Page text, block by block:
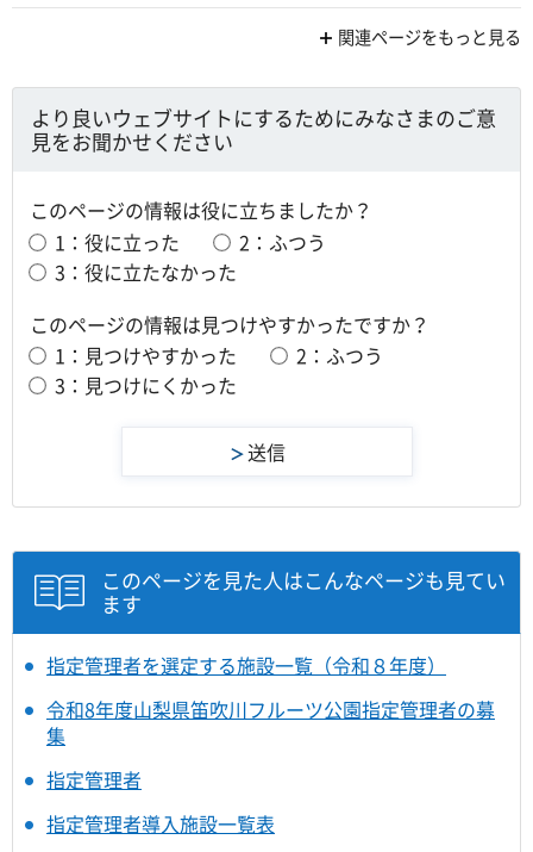
関連ページをもっと見る
より良いウェブサイトにするためにみなさまのご意
見をお聞かせください
このページの情報は役に立ちましたか？
1：役に立った
2：ふつう
3：役に立たなかった
このページの情報は見つけやすかったですか？
1：見つけやすかった
2：ふつう
3：見つけにくかった
このページを見た人はこんなページも見てい
ます
指定管理者を選定する施設一覧（令和８年度）
令和8年度山梨県笛吹川フルーツ公園指定管理者の募
集
指定管理者
指定管理者導入施設一覧表